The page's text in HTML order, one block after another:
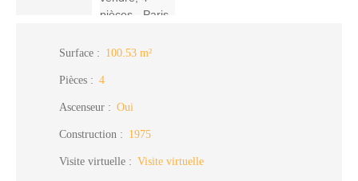
Surface : 100.53 m²
Pièces : 4
Ascenseur : Oui
Construction : 1975
Visite virtuelle : Visite virtuelle